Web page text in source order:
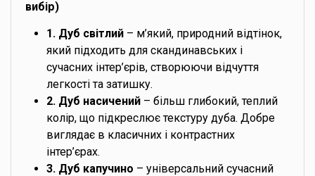
вибір)
1. Дуб світлий – м’який, природний відтінок,
який підходить для скандинавських і
сучасних інтер’єрів, створюючи відчуття
легкості та затишку.
2. Дуб насичений – більш глибокий, теплий
колір, що підкреслює текстуру дуба. Добре
виглядає в класичних і контрастних
інтер’єрах.
3. Дуб капучино – універсальний сучасний